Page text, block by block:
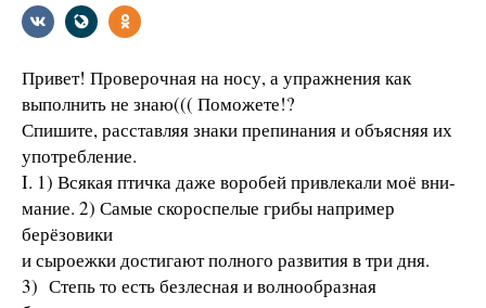
Привет! Проверочная на носу, а упражнения как
выполнить не знаю((( Поможете!?
Спишите, расставляя знаки препинания и объясняя их
употребление.
I. 1) Всякая птичка даже воробей привлекали моё вни-
мание. 2) Самые скороспелые грибы например
берёзовики
и сыроежки достигают полного развития в три дня.
3) Степь то есть безлесная и волнообразная